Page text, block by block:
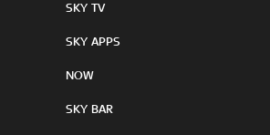
SKY TV
SKY APPS
NOW
SKY BAR